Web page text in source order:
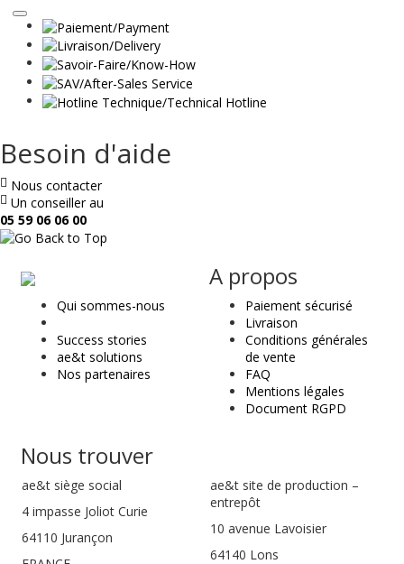
la
suite
Besoin d'aide
Nous contacter
Un conseiller au
05 59 06 06 00
ae
&
t
Qui sommes-nous
Success stories
ae&t solutions
Nos partenaires
A propos
Paiement sécurisé
Livraison
Conditions générales
de vente
FAQ
Mentions légales
Document RGPD
Nous trouver
ae&t siège social
4 impasse Joliot Curie
64110 Jurançon
ae&t site de production –
entrepôt
10 avenue Lavoisier
64140 Lons